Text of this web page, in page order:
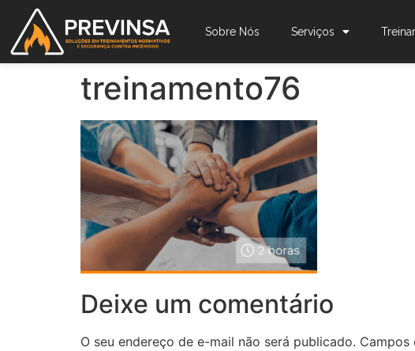
Sobre Nós Serviços
treinamento76
Deixe um comentário
O seu endereço de e-mail não será publicado. Campos